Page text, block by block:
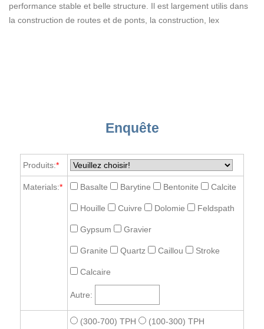
performance stable et belle structure. Il est largement utilis dans
la construction de routes et de ponts, la construction, lex
Enquête
Produits:*
Materials:* Basalte Barytine Bentonite Calcite
Houille Cuivre Dolomie Feldspath
Gypsum Gravier
Granite Quartz Caillou Stroke
Calcaire
Autre:
(300-700) TPH (100-300) TPH